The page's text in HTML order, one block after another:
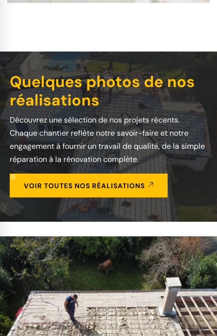
Quelques photos de nos
réalisations
Découvrez une sélection de nos projets récents.
Chaque chantier reflète notre savoir-faire et notre
engagement à fournir un travail de qualité, de la simple
réparation à la rénovation complète.
VOIR TOUTES NOS RÉALISATIONS